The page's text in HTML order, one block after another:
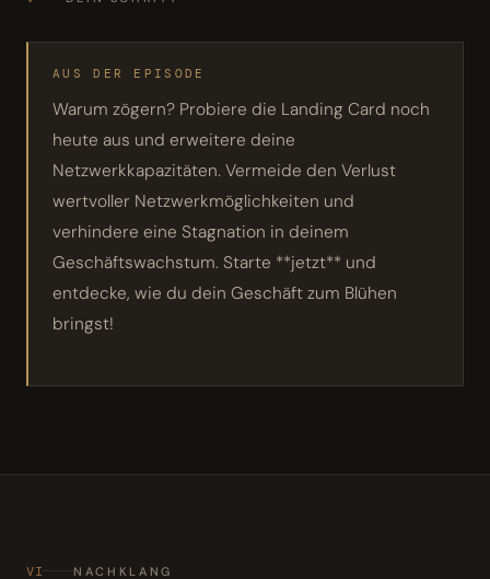
AUS DER EPISODE
Warum zögern? Probiere die Landing Card noch
heute aus und erweitere deine
Netzwerkkapazitäten. Vermeide den Verlust
wertvoller Netzwerkmöglichkeiten und
verhindere eine Stagnation in deinem
Geschäftswachstum. Starte **jetzt** und
entdecke, wie du dein Geschäft zum Blühen
bringst!
VI NACHKLANG